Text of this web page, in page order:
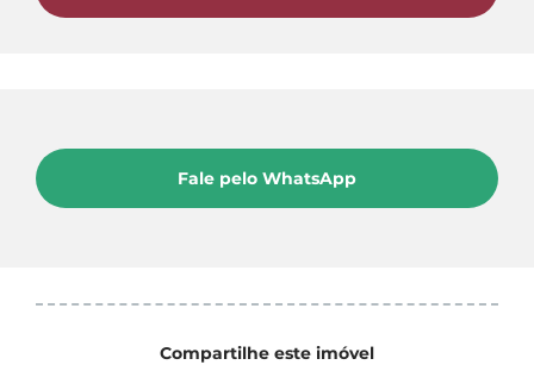
Fale pelo WhatsApp
Compartilhe este imóvel